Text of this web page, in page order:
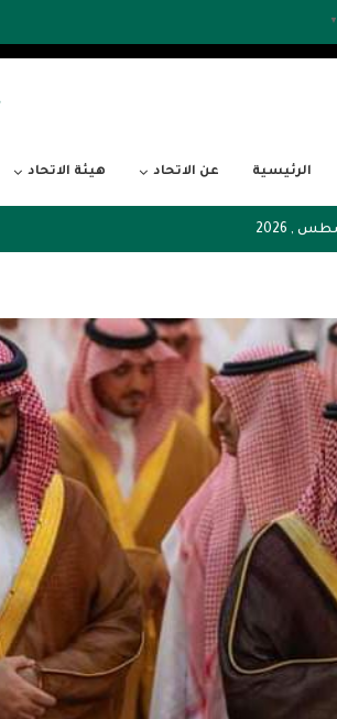
▼
الرئيسية عن الاتحاد هيئة الاتحاد